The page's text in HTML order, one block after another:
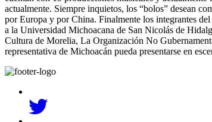
actualmente. Siempre inquietos, los “bolos” desean
por Europa y por China. Finalmente los integrantes
a la Universidad Michoacana de San Nicolás de
Cultura de Morelia, La Organización No
representativa de Michoacán pueda presentarse en